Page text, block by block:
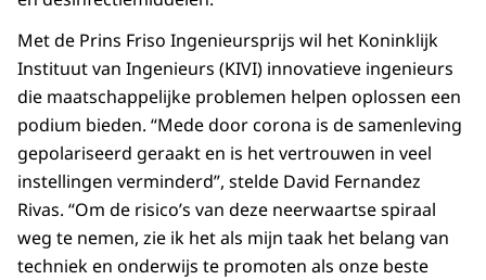
Met de Prins Friso Ingenieursprijs wil het Koninklijk
Instituut van Ingenieurs (KIVI) innovatieve ingenieurs
die maatschappelijke problemen helpen oplossen een
podium bieden. “Mede door corona is de samenleving
gepolariseerd geraakt en is het vertrouwen in veel
instellingen verminderd”, stelde David Fernandez
Rivas. “Om de risico’s van deze neerwaartse spiraal
weg te nemen, zie ik het als mijn taak het belang van
techniek en onderwijs te promoten als onze beste